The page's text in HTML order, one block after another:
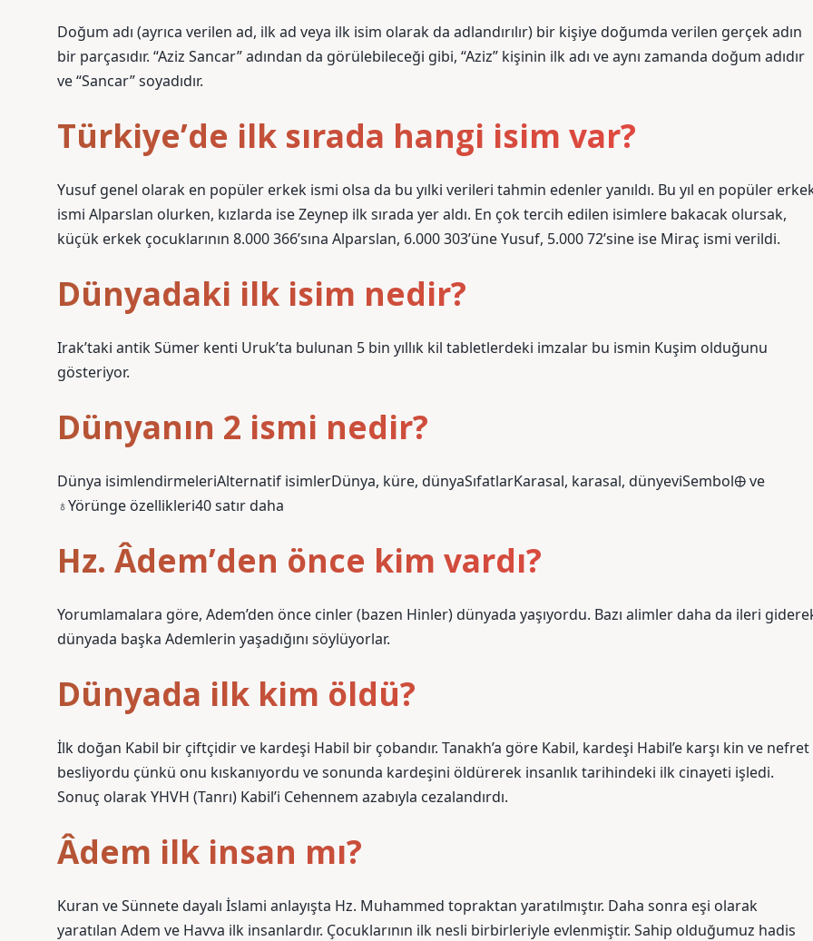
Doğum adı (ayrıca verilen ad, ilk ad veya ilk isim olarak da adlandırılır) bir kişiye doğumda verilen gerçek adın
bir parçasıdır. “Aziz Sancar” adından da görülebileceği gibi, “Aziz” kişinin ilk adı ve aynı zamanda doğum adıdır
ve “Sancar” soyadıdır.
Türkiye’de ilk sırada hangi isim var?
Yusuf genel olarak en popüler erkek ismi olsa da bu yılki verileri tahmin edenler yanıldı. Bu yıl en popüler
ismi Alparslan olurken, kızlarda ise Zeynep ilk sırada yer aldı. En çok tercih edilen isimlere bakacak olursak,
küçük erkek çocuklarının 8.000 366’sına Alparslan, 6.000 303’üne Yusuf, 5.000 72’sine ise Miraç ismi verildi.
Dünyadaki ilk isim nedir?
Irak’taki antik Sümer kenti Uruk’ta bulunan 5 bin yıllık kil tabletlerdeki imzalar bu ismin Kuşim olduğunu
gösteriyor.
Dünyanın 2 ismi nedir?
Dünya isimlendirmeleriAlternatif isimlerDünya, küre, dünyaSıfatlarKarasal, karasal, dünyeviSembol🜨 ve
♁Yörünge özellikleri40 satır daha
Hz. Âdem’den önce kim vardı?
Yorumlamalara göre, Adem’den önce cinler (bazen Hinler) dünyada yaşıyordu. Bazı alimler daha da ileri
dünyada başka Ademlerin yaşadığını söylüyorlar.
Dünyada ilk kim öldü?
İlk doğan Kabil bir çiftçidir ve kardeşi Habil bir çobandır. Tanakh’a göre Kabil, kardeşi Habil’e karşı kin ve nefret
besliyordu çünkü onu kıskanıyordu ve sonunda kardeşini öldürerek insanlık tarihindeki ilk cinayeti işledi.
Sonuç olarak YHVH (Tanrı) Kabil’i Cehennem azabıyla cezalandırdı.
Âdem ilk insan mı?
Kuran ve Sünnete dayalı İslami anlayışta Hz. Muhammed topraktan yaratılmıştır. Daha sonra eşi olarak
yaratılan Adem ve Havva ilk insanlardır. Çocuklarının ilk nesli birbirleriyle evlenmiştir. Sahip olduğumuz hadis